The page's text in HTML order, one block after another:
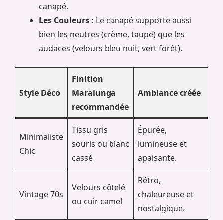
canapé.
Les Couleurs : Le canapé supporte aussi
bien les neutres (crème, taupe) que les
audaces (velours bleu nuit, vert forêt).
Style Déco
Finition
Maralunga
recommandée
Ambiance créée
Minimaliste
Chic
Tissu gris
souris ou blanc
cassé
Épurée,
lumineuse et
apaisante.
Vintage 70s
Velours côtelé
ou cuir camel
Rétro,
chaleureuse et
nostalgique.